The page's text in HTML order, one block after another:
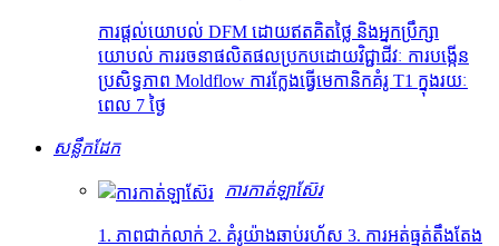
ការផ្តល់យោបល់ DFM ដោយឥតគិតថ្លៃ និងអ្នកប្រឹក្សា
យោបល់ ការរចនាផលិតផលប្រកបដោយវិជ្ជាជីវៈ ការបង្កើន
ប្រសិទ្ធភាព Moldflow ការក្លែងធ្វើមេកានិកគំរូ T1 ក្នុងរយៈ
ពេល 7 ថ្ងៃ
សន្លឹកដែក
ការកាត់ឡាស៊ែរ
1. ភាពជាក់លាក់ 2. គំរូយ៉ាងឆាប់រហ័ស 3. ការអត់ធ្មត់តឹងតែង